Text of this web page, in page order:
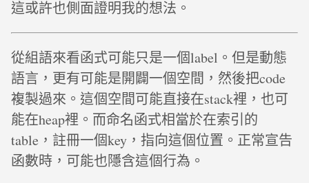
這或許也側面證明我的想法。
從組語來看函式可能只是一個label。但是動態
語言，更有可能是開闢一個空間，然後把code
複製過來。這個空間可能直接在stack裡，也可
能在heap裡。而命名函式相當於在索引的
table，註冊一個key，指向這個位置。正常宣告
函數時，可能也隱含這個行為。